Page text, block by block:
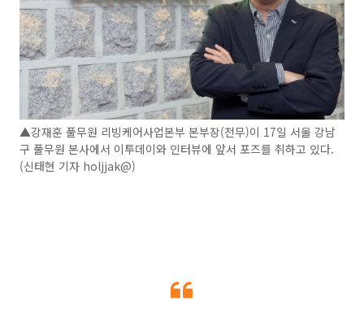
▲강재훈 풀무원 리빙케어사업본부 본부장(전무)이 17일 서울 강남
구 풀무원 본사에서 이투데이와 인터뷰에 앞서 포즈를 취하고 있다.
(신태현 기자 holjjak@)